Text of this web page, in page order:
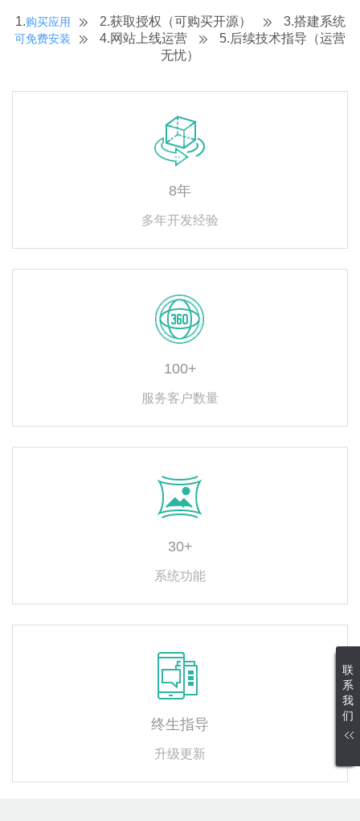
1.购买应用  2.获取授权（可购买开源）  3.搭建系统
可免费安装  4.网站上线运营 
5.后续技术指导（运营
无忧）
8年
多年开发经验
100+
服务客户数量
30+
系统功能
终生指导
升级更新
联
系
我
们